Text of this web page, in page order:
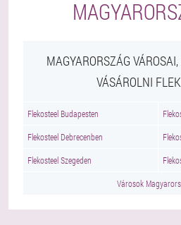
MAGYARORSZÁG
VÁSÁROLNI
Flekosteel Budapesten
Flekosteel Debrecenben
Flekosteel Szegeden
Városok